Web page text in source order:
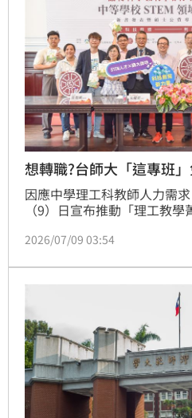
想轉職?台師大「這專班
因應中學理工科教師人力需
（9）日宣布推動「理工教
人才，鎖定AI、軟體、半導體
每月1萬元津貼外，最快約2
師證後依規定分發至中學任教
2026/07/09 03:54